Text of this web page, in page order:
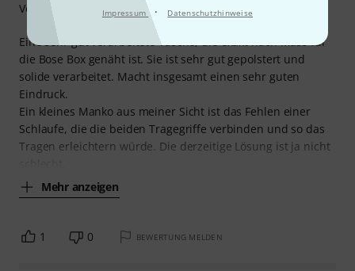
Impressum · Datenschutzhinweise
Eine sehr gut verarbeitete Tasche, die exakt nach Mass für
die Bose Box genäht ist. Sie ist sehr gut gepolstert und
solide verarbeitet. Macht insgesamt einen sehr guten
Eindruck.
Ein kleines Manko aus meiner Sicht ist das Fehlen einer
Schlaufe, die die beiden Tragegriffe verbinden und so das
Tragen erleichtern würde. Die derzeitige Lösung ist ja nicht
Mehr anzeigen
Verarbeitung
1 0 BEWERTUNG MELDEN